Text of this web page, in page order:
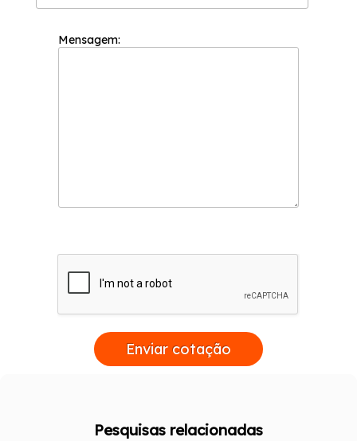
Mensagem:
Enviar cotação
Pesquisas relacionadas